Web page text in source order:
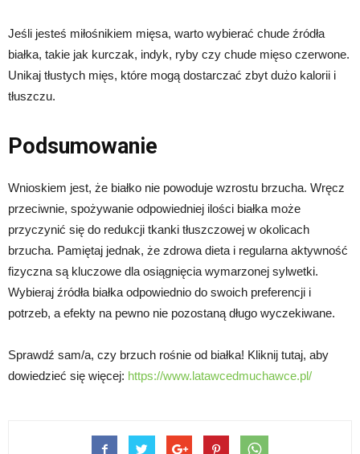
Jeśli jesteś miłośnikiem mięsa, warto wybierać chude źródła
białka, takie jak kurczak, indyk, ryby czy chude mięso czerwone.
Unikaj tłustych mięs, które mogą dostarczać zbyt dużo kalorii i
tłuszczu.
Podsumowanie
Wnioskiem jest, że białko nie powoduje wzrostu brzucha. Wręcz
przeciwnie, spożywanie odpowiedniej ilości białka może
przyczynić się do redukcji tkanki tłuszczowej w okolicach
brzucha. Pamiętaj jednak, że zdrowa dieta i regularna aktywność
fizyczna są kluczowe dla osiągnięcia wymarzonej sylwetki.
Wybieraj źródła białka odpowiednio do swoich preferencji i
potrzeb, a efekty na pewno nie pozostaną długo wyczekiwane.
Sprawdź sam/a, czy brzuch rośnie od białka! Kliknij tutaj, aby
dowiedzieć się więcej: https://www.latawcedmuchawce.pl/